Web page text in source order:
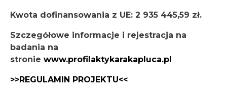
Kwota dofinansowania z UE: 2 935 445,59 zł.
Szczegółowe informacje i rejestracja na
badania na
stronie www.profilaktykarakapluca.pl
>>REGULAMIN PROJEKTU<<